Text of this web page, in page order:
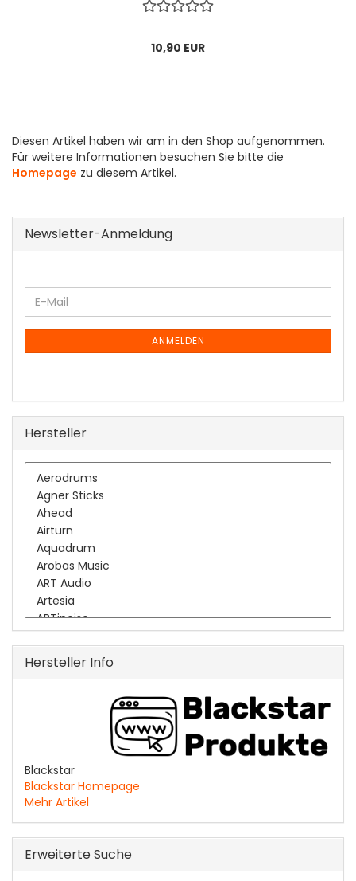
10,90 EUR
Diesen Artikel haben wir am in den Shop aufgenommen.
Für weitere Informationen besuchen Sie bitte die
Homepage zu diesem Artikel.
Newsletter-Anmeldung
WEITER
ZUR
NEWSLETTER-
E-
Mail
ANMELDEN
Hersteller
Hersteller Info
Blackstar
Blackstar Homepage
Mehr Artikel
Erweiterte Suche